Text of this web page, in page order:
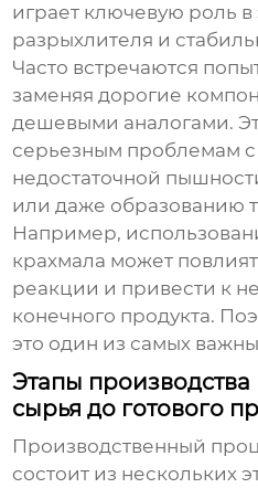
играет ключевую роль
разрыхлителя и
Часто встречаются
заменяя дорогие
дешевыми аналогами.
серьезным проблемам
недостаточной
или даже образованию
Например,
крахмала может
реакции и привести к
конечного продукта.
это один из самых
Этапы производства
сырья до готового
Производственный
состоит из нескольких